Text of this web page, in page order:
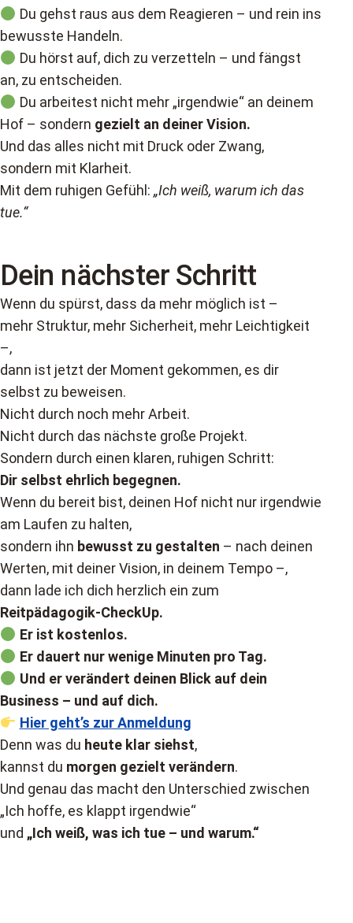
Du gehst raus aus dem Reagieren – und rein ins
bewusste Handeln.
Du hörst auf, dich zu verzetteln – und fängst
an, zu entscheiden.
Du arbeitest nicht mehr „irgendwie“ an deinem
Hof – sondern gezielt an deiner Vision.
Und das alles nicht mit Druck oder Zwang,
sondern mit Klarheit.
Mit dem ruhigen Gefühl: „Ich weiß, warum ich das
tue.“
Dein nächster Schritt
Wenn du spürst, dass da mehr möglich ist –
mehr Struktur, mehr Sicherheit, mehr Leichtigkeit
–,
dann ist jetzt der Moment gekommen, es dir
selbst zu beweisen.
Nicht durch noch mehr Arbeit.
Nicht durch das nächste große Projekt.
Sondern durch einen klaren, ruhigen Schritt:
Dir selbst ehrlich begegnen.
Wenn du bereit bist, deinen Hof nicht nur irgendwie
am Laufen zu halten,
sondern ihn bewusst zu gestalten – nach deinen
Werten, mit deiner Vision, in deinem Tempo –,
dann lade ich dich herzlich ein zum
Reitpädagogik-CheckUp.
Er ist kostenlos.
Er dauert nur wenige Minuten pro Tag.
Und er verändert deinen Blick auf dein
Business – und auf dich.
Hier geht’s zur Anmeldung
Denn was du heute klar siehst,
kannst du morgen gezielt verändern.
Und genau das macht den Unterschied zwischen
„Ich hoffe, es klappt irgendwie“
und „Ich weiß, was ich tue – und warum.“